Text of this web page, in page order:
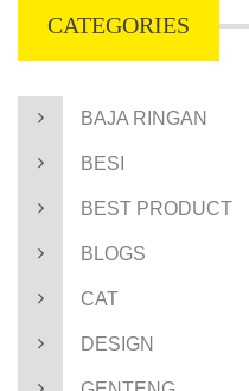
CATEGORIES
BAJA RINGAN
BESI
BEST PRODUCT
BLOGS
CAT
DESIGN